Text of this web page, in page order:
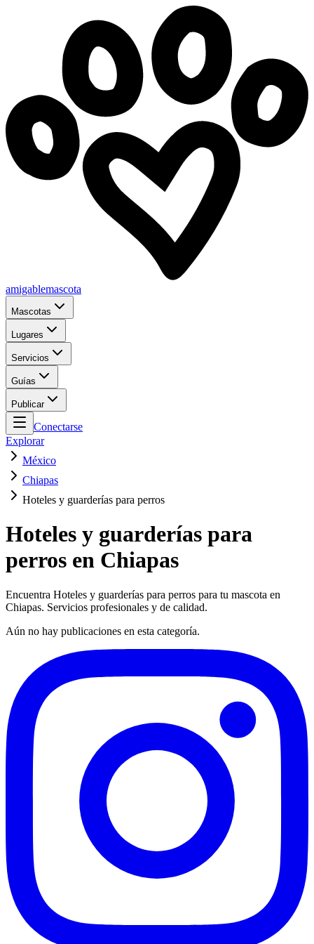
amigablemascota
Mascotas
Lugares
Servicios
Guías
Publicar
Conectarse
Explorar
México
Chiapas
Hoteles y guarderías para perros
Hoteles y guarderías para
perros en Chiapas
Encuentra Hoteles y guarderías para perros para tu mascota en
Chiapas. Servicios profesionales y de calidad.
Aún no hay publicaciones en esta categoría.